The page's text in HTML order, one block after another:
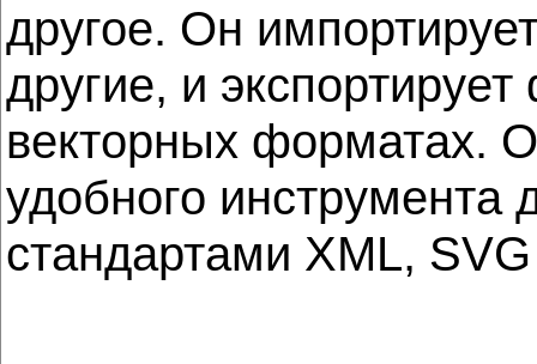
другое. Он
другие, и
векторных форматах.
удобного инструмента
стандартами XML,